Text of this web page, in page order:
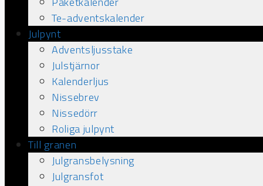
Te-adventskalender
Julpynt
Adventsljusstake
Julstjärnor
Kalenderljus
Nissebrev
Nissedörr
Roliga julpynt
Till granen
Julgransbelysning
Julgransfot